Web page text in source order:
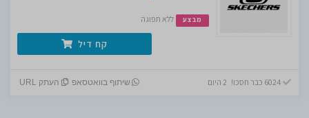
מבצע ללא תפוגה
קח דיל
6024 כבר חסכו! 2 היום שיתוף בוואטסאפ העתק URL